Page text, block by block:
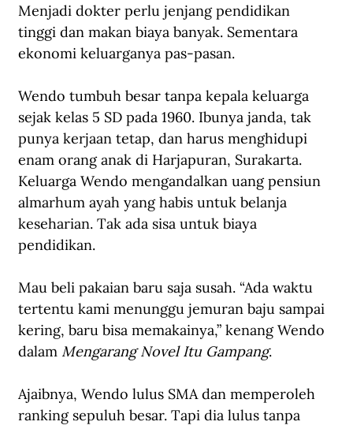
Menjadi dokter perlu jenjang pendidikan
tinggi dan makan biaya banyak. Sementara
ekonomi keluarganya pas-pasan.
Wendo tumbuh besar tanpa kepala keluarga
sejak kelas 5 SD pada 1960. Ibunya janda, tak
punya kerjaan tetap, dan harus menghidupi
enam orang anak di Harjapuran, Surakarta.
Keluarga Wendo mengandalkan uang pensiun
almarhum ayah yang habis untuk belanja
keseharian. Tak ada sisa untuk biaya
pendidikan.
Mau beli pakaian baru saja susah. “Ada waktu
tertentu kami menunggu jemuran baju sampai
kering, baru bisa memakainya,” kenang Wendo
dalam Mengarang Novel Itu Gampang.
Ajaibnya, Wendo lulus SMA dan memperoleh
ranking sepuluh besar. Tapi dia lulus tanpa